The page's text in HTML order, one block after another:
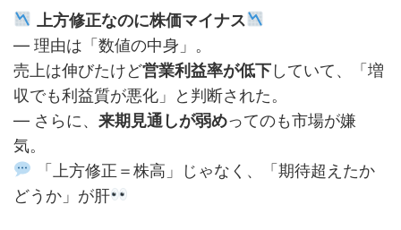
上方修正なのに株価マイナス
— 理由は「数値の中身」。
売上は伸びたけど営業利益率が低下していて、「増
収でも利益質が悪化」と判断された。
— さらに、 来期見通しが弱めってのも市場が嫌
気。
「上方修正＝株高」じゃなく、「期待超えたか
どうか」が肝